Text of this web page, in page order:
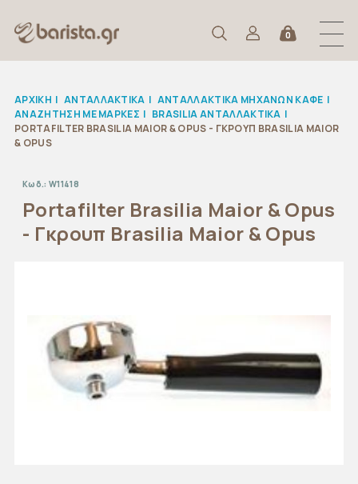
0
ΑΡΧΙΚΉ | ΑΝΤΑΛΛΑΚΤΙΚΆ | ΑΝΤΑΛΛΑΚΤΙΚΑ ΜΗΧΑΝΩΝ ΚΑΦΕ |
ΑΝΑΖΉΤΗΣΗ ΜΕ ΜΆΡΚΕΣ | BRASILIA ΑΝΤΑΛΛΑΚΤΙΚΑ |
PORTAFILTER BRASILIA MAIOR & OPUS - ΓΚΡΟΥΠ BRASILIA MAIOR
& OPUS
Κωδ.: W11418
Portafilter Brasilia Maior & Opus
- Γκρουπ Brasilia Maior & Opus